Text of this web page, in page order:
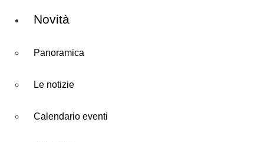
Novità
Panoramica
Le notizie
Calendario eventi